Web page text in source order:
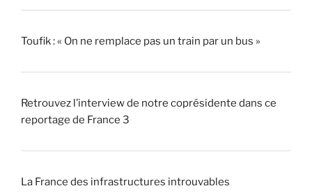
Toufik : « On ne remplace pas un train par un bus »
Retrouvez l’interview de notre coprésidente dans ce
reportage de France 3
La France des infrastructures introuvables